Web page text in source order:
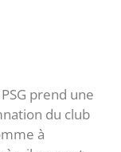
prend une
du club
à